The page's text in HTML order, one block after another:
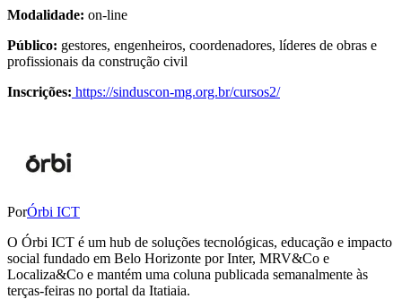
Modalidade: on-line
Público: gestores, engenheiros, coordenadores, líderes de obras e
profissionais da construção civil
Inscrições: https://sinduscon-mg.org.br/cursos2/
PorÓrbi ICT
O Órbi ICT é um hub de soluções tecnológicas, educação e impacto
social fundado em Belo Horizonte por Inter, MRV&Co e
Localiza&Co e mantém uma coluna publicada semanalmente às
terças-feiras no portal da Itatiaia.